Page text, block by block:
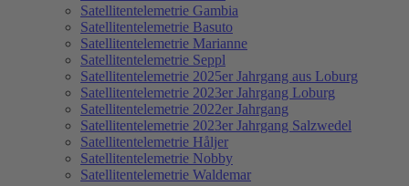
Satellitentelemetrie Gambia
Satellitentelemetrie Basuto
Satellitentelemetrie Marianne
Satellitentelemetrie Seppl
Satellitentelemetrie 2025er Jahrgang aus Loburg
Satellitentelemetrie 2023er Jahrgang Loburg
Satellitentelemetrie 2022er Jahrgang
Satellitentelemetrie 2023er Jahrgang Salzwedel
Satellitentelemetrie Håljer
Satellitentelemetrie Nobby
Satellitentelemetrie Waldemar